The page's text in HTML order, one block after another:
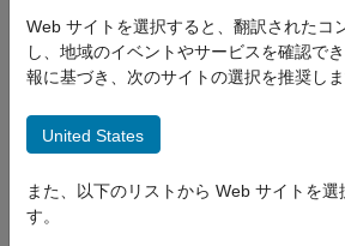
Aerospace Toolbox
適用
衛星ミッション解析
地上レーダーによる LEO コンスタレーショ
ンの検出と追跡
地上レーダーによる
レーションの検出と追
この例では次を使用します。
Web サイトを選択すると、翻訳されたコ
し、地域のイベントやサービスを確認で
報に基づき、次のサイトの選択を推奨し
United States
また、以下のリストから Web サイトを選
す。